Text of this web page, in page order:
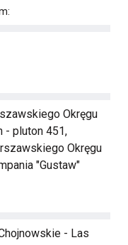
Okręgu
- pluton 451,
Okręgu
"Gustaw"
- Las